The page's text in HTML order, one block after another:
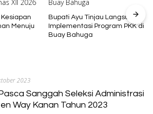
Menuju
Bupati Ayu Tinjau Langsung
Implementasi Program PKK di
Buay Bahuga
2023
Sanggah Seleksi Administrasi
Way Kanan Tahun 2023